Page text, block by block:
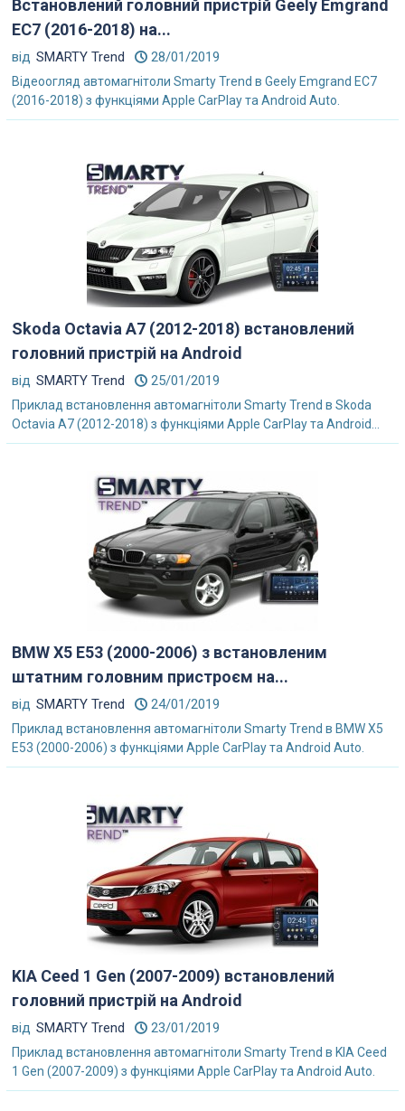
Встановлений головний пристрій Geely Emgrand
EC7 (2016-2018) на...
від SMARTY Trend 28/01/2019
Відеоогляд автомагнітоли Smarty Trend в Geely Emgrand EC7
(2016-2018) з функціями Apple CarPlay та Android Auto.
Skoda Octavia A7 (2012-2018) встановлений
головний пристрій на Android
від SMARTY Trend 25/01/2019
Приклад встановлення автомагнітоли Smarty Trend в Skoda
Octavia A7 (2012-2018) з функціями Apple CarPlay та Android...
BMW X5 E53 (2000-2006) з встановленим
штатним головним пристроєм на...
від SMARTY Trend 24/01/2019
Приклад встановлення автомагнітоли Smarty Trend в BMW X5
E53 (2000-2006) з функціями Apple CarPlay та Android Auto.
KIA Ceed 1 Gen (2007-2009) встановлений
головний пристрій на Android
від SMARTY Trend 23/01/2019
Приклад встановлення автомагнітоли Smarty Trend в KIA Ceed
1 Gen (2007-2009) з функціями Apple CarPlay та Android Auto.